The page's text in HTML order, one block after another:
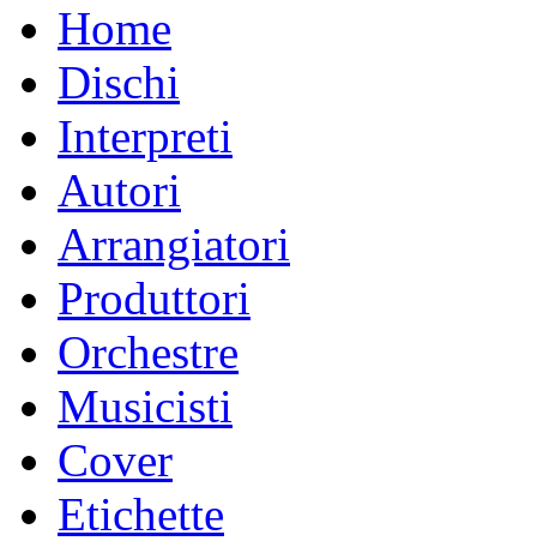
Home
Dischi
Interpreti
Autori
Arrangiatori
Produttori
Orchestre
Musicisti
Cover
Etichette